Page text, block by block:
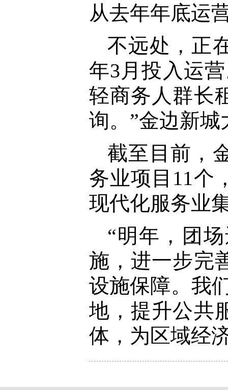
从去年年底运
不远处，正
年3月投入运
轻商务人群长
询。”金边新
截至目前，
务业项目11个
现代化服务业
“明年，团
施，进一步完
设施保障。我
地，提升公共
体，为区域经